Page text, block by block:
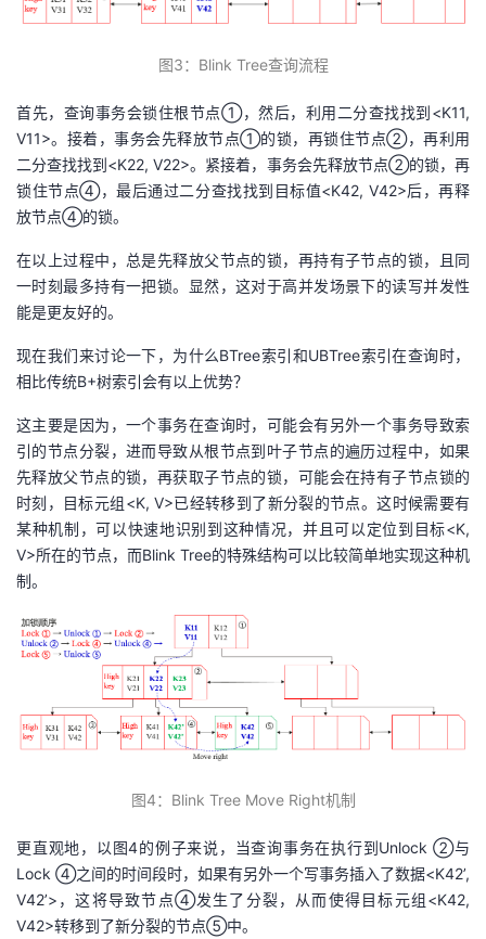
图3：Blink Tree查询流程
首先，查询事务会锁住根节点①，然后，利用二分查找找到<K11,
V11>。接着，事务会先释放节点①的锁，再锁住节点②，再利用
二分查找找到<K22, V22>。紧接着，事务会先释放节点②的锁，再
锁住节点④，最后通过二分查找找到目标值<K42, V42>后，再释
放节点④的锁。
在以上过程中，总是先释放父节点的锁，再持有子节点的锁，且同
一时刻最多持有一把锁。显然，这对于高并发场景下的读写并发性
能是更友好的。
现在我们来讨论一下，为什么BTree索引和UBTree索引在查询时，
相比传统B+树索引会有以上优势？
这主要是因为，一个事务在查询时，可能会有另外一个事务导致索
引的节点分裂，进而导致从根节点到叶子节点的遍历过程中，如果
先释放父节点的锁，再获取子节点的锁，可能会在持有子节点锁的
时刻，目标元组<K, V>已经转移到了新分裂的节点。这时候需要有
某种机制，可以快速地识别到这种情况，并且可以定位到目标<K,
V>所在的节点，而Blink Tree的特殊结构可以比较简单地实现这种机
制。
图4：Blink Tree MoveRight机制
更直观地，以图4的例子来说，当查询事务在执行到Unlock ②与
Lock ④之间的时间段时，如果有另外一个写事务插入了数据<K42’,
V42’>，这将导致节点④发生了分裂，从而使得目标元组<K42,
V42>转移到了新分裂的节点⑤中。